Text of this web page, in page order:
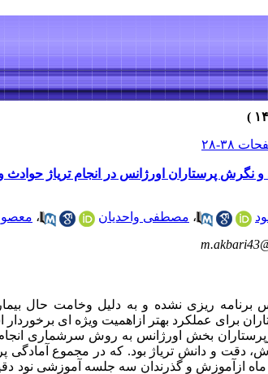
پرستاران اورژانس در انجام تریاژ حوادث
، مصطفی واحدیان ،
ریزی نشده و به دلیل وخامت حال
برای عملکرد بهتر ازاهمیت ویژه ای
: این مطالعه نیمه تجربی با 37 نفر ازپرستاران بخش اورژانس به
و دانش تریاژ بود. که در مجموع آمادگی
ازآموزش و گذرندان سه جلسه آموزشی نود